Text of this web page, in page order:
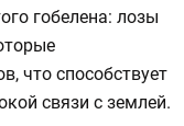
гобелена: лозы
что способствует
связи с землей.